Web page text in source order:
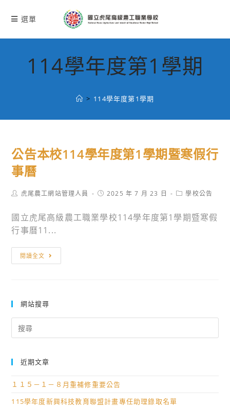
選單
114學年度第1學期
> 114學年度第1學期
公告本校114學年度第1學期暨寒假行
事曆
Post虎尾農工網站管理人員
Post2025 年 7 月 23 日
Post學校公告
國立虎尾高級農工職業學校114學年度第1學期暨寒假
行事曆11...
閱讀全文
告
學
學
網站搜尋
for:
近期文章
１１５－１－８月重補修重要公告
115學年度新興科技教育聯盟計畫專任助理錄取名單